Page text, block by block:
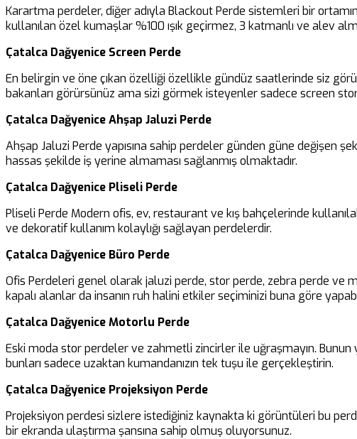
Karartma perdeler, diğer adıyla Blackout Perde sistemleri bir
kullanılan özel kumaşlar %100 ışık geçirmez, 3 katmanlı ve alev
Çatalca Dağyenice Screen Perde
En belirgin ve öne çıkan özelliği özellikle gündüz saatlerinde siz
bakanları görürsünüz ama sizi görmek isteyenler sadece screen
Çatalca Dağyenice Ahşap Jaluzi Perde
Ahşap Jaluzi Perde yapısına sahip perdeler günden güne değişen
hassas şekilde iş yerine almaması sağlanmış olmaktadır.
Çatalca Dağyenice Pliseli Perde
Pliseli Perde Modern ofis, ev, restaurant ve kış bahçelerinde
ve dekoratif kullanım kolaylığı sağlayan perdelerdir.
Çatalca Dağyenice Büro Perde
Ofis Perdeleri genel olarak jaluzi perde, stor perde, zebra perde ve
kapalı alanlar da insanın ruh halini etkiler seçiminizi buna göre
Çatalca Dağyenice Motorlu Perde
Eski moda stor perdeler ve zahmetli zincirler ile uğraşmayın. Bunun
bunları sadece uzaktan kumandanızın tek tuşu ile gerçekleştirin.
Çatalca Dağyenice Projeksiyon Perde
Projeksiyon perdesi sizlere istediğiniz kaynakta ki görüntüleri bu
bir ekranda ulaştırma şansına sahip olmuş oluyorsunuz.